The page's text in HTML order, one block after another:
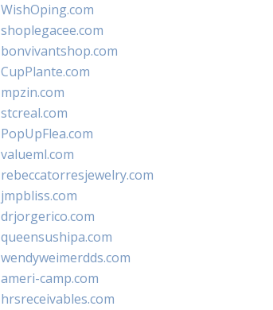
WishOping.com
shoplegacee.com
bonvivantshop.com
CupPlante.com
mpzin.com
stcreal.com
PopUpFlea.com
valueml.com
rebeccatorresjewelry.com
jmpbliss.com
drjorgerico.com
queensushipa.com
wendyweimerdds.com
ameri-camp.com
hrsreceivables.com